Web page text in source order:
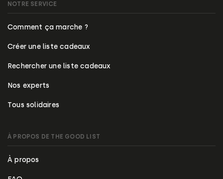
NOTRE SERVICE
Comment ça marche ?
Créer une liste cadeaux
Rechercher une liste cadeaux
Nos experts
Tous solidaires
À PROPOS DE THE GOOD LIST
À propos